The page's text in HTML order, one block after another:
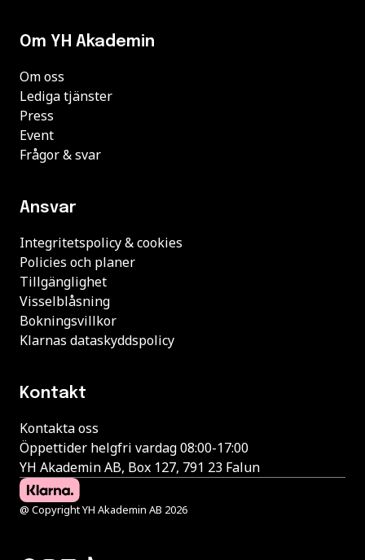
Om YH Akademin
Om oss
Lediga tjänster
Press
Event
Frågor & svar
Ansvar
Integritetspolicy & cookies
Policies och planer
Tillgänglighet
Visselblåsning
Bokningsvillkor
Klarnas dataskyddspolicy
Kontakt
Kontakta oss
Öppettider helgfri vardag 08:00-17:00
YH Akademin AB, Box 127, 791 23 Falun
@ Copyright YH Akademin AB 2026